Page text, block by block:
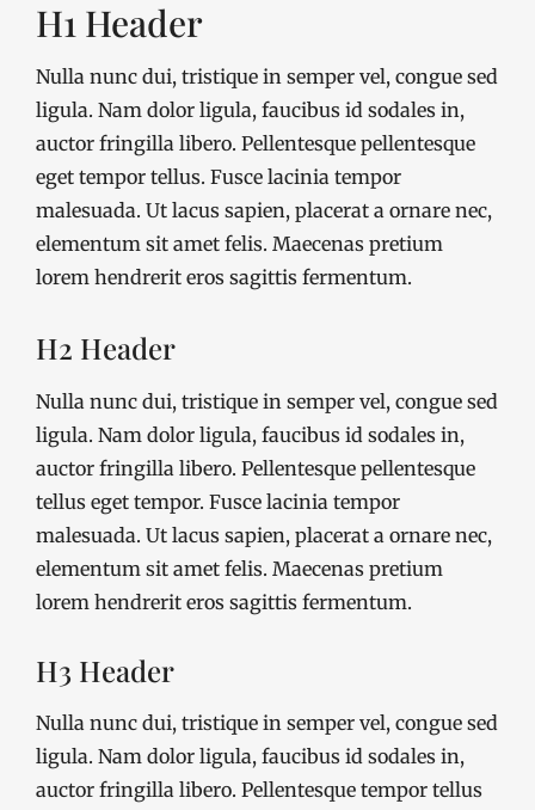
H1 Header
Nulla nunc dui, tristique in semper vel, congue sed
ligula. Nam dolor ligula, faucibus id sodales in,
auctor fringilla libero. Pellentesque pellentesque
eget tempor tellus. Fusce lacinia tempor
malesuada. Ut lacus sapien, placerat a ornare nec,
elementum sit amet felis. Maecenas pretium
lorem hendrerit eros sagittis fermentum.
H2 Header
Nulla nunc dui, tristique in semper vel, congue sed
ligula. Nam dolor ligula, faucibus id sodales in,
auctor fringilla libero. Pellentesque pellentesque
tellus eget tempor. Fusce lacinia tempor
malesuada. Ut lacus sapien, placerat a ornare nec,
elementum sit amet felis. Maecenas pretium
lorem hendrerit eros sagittis fermentum.
H3 Header
Nulla nunc dui, tristique in semper vel, congue sed
ligula. Nam dolor ligula, faucibus id sodales in,
auctor fringilla libero. Pellentesque tempor tellus